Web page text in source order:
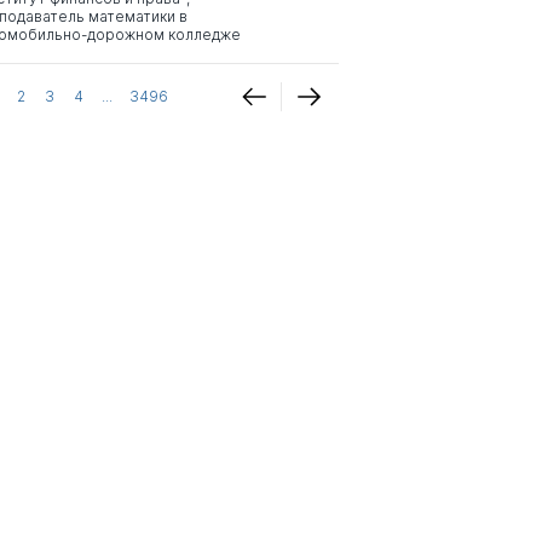
математики в
дорожном колледже
2 3 4 ... 3496